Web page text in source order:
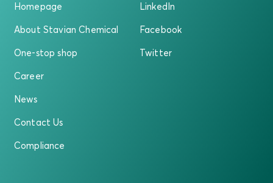
Homepage
About Stavian Chemical
One-stop shop
Career
News
Contact Us
Compliance
LinkedIn
Facebook
Twitter